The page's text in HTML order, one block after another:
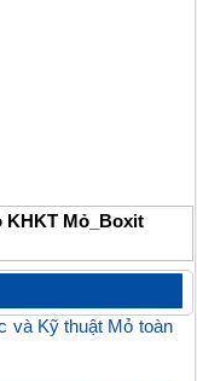
KHKT Mỏ_Boxit
và Kỹ thuật Mỏ toàn